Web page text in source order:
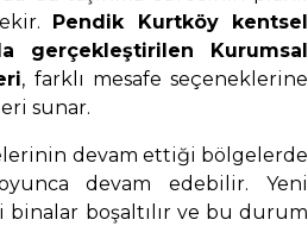
Pendik Kurtköy kentsel
gerçekleştirilen Kurumsal
, farklı mesafe seçeneklerine
sunar.
devam ettiği bölgelerde
devam edebilir. Yeni
binalar boşaltılır ve bu durum